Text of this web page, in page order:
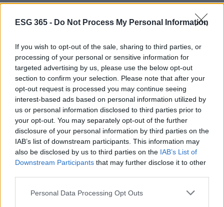
ESG 365 - Do Not Process My Personal Information
If you wish to opt-out of the sale, sharing to third parties, or
processing of your personal or sensitive information for
targeted advertising by us, please use the below opt-out
section to confirm your selection. Please note that after your
opt-out request is processed you may continue seeing
interest-based ads based on personal information utilized by
us or personal information disclosed to third parties prior to
your opt-out. You may separately opt-out of the further
disclosure of your personal information by third parties on the
IAB’s list of downstream participants. This information may
also be disclosed by us to third parties on the IAB’s List of
Downstream Participants that may further disclose it to other
Please note that this website/app uses one or more Google
Personal Data Processing Opt Outs
AiAdhubMedia